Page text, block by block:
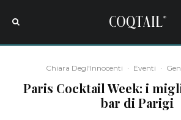
Chiara Degl'Innocenti · Eventi ·
Paris Cocktail Week: i
bar di Parigi